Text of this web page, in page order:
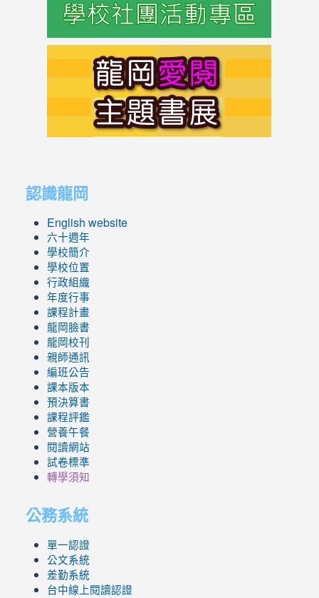
認識龍岡
English website
六十週年
學校簡介
學校位置
行政組織
年度行事
課程計畫
龍岡臉書
龍岡校刊
親師通訊
編班公告
課本版本
預決算書
課程評鑑
營養午餐
閱讀網站
試卷標準
轉學須知
公務系統
單一認證
公文系統
差勤系統
台中線上閱讀認證